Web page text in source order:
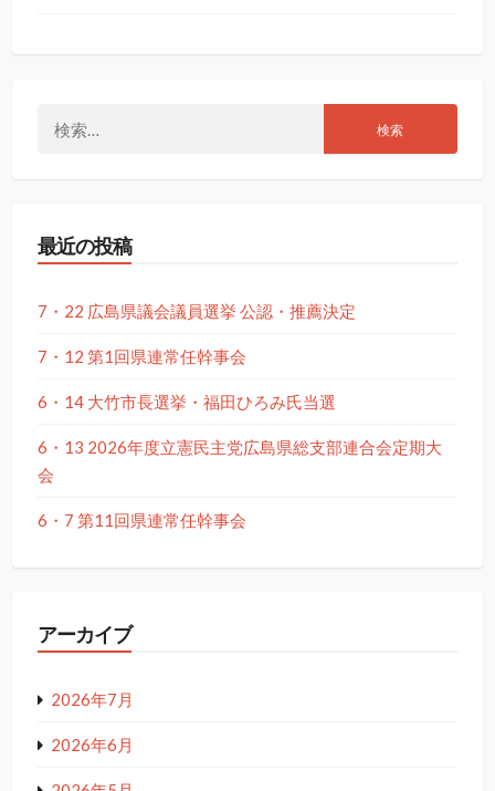
最近の投稿
7・22 広島県議会議員選挙 公認・推薦決定
7・12 第1回県連常任幹事会
6・14 大竹市長選挙・福田ひろみ氏当選
6・13 2026年度立憲民主党広島県総支部連合会定期大
会
6・7 第11回県連常任幹事会
アーカイブ
2026年7月
2026年6月